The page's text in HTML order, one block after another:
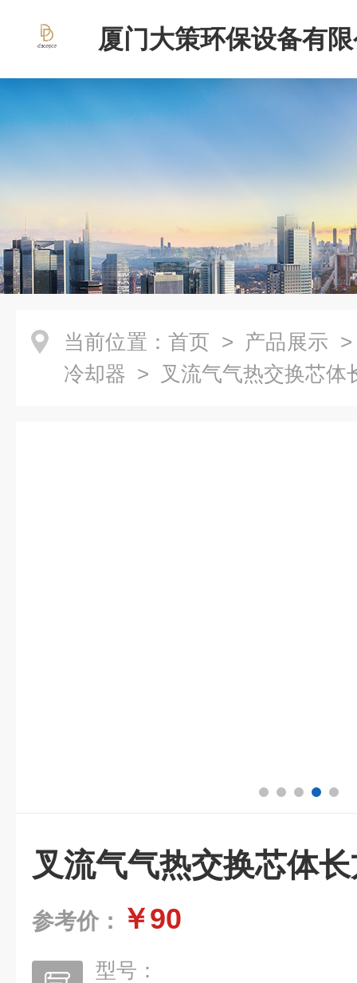
厦门大策环保设备有
当前位置： 首页 > 产品展示
冷却器 > 叉流气气热交换芯体
叉流气气热交换芯体
参考价： ￥90
型号：